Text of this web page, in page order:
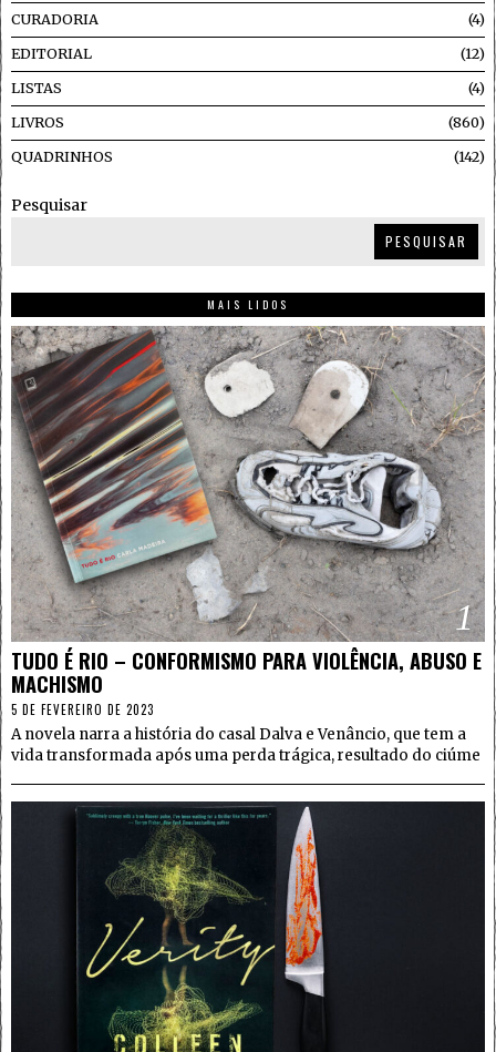
CURADORIA 4
EDITORIAL 12
LISTAS 4
LIVROS 860
QUADRINHOS 142
Pesquisar
PESQUISAR
MAIS LIDOS
1
TUDO É RIO – CONFORMISMO PARA VIOLÊNCIA, ABUSO E
MACHISMO
5 DE FEVEREIRO DE 2023
A novela narra a história do casal Dalva e Venâncio, que tem a
vida transformada após uma perda trágica, resultado do ciúme